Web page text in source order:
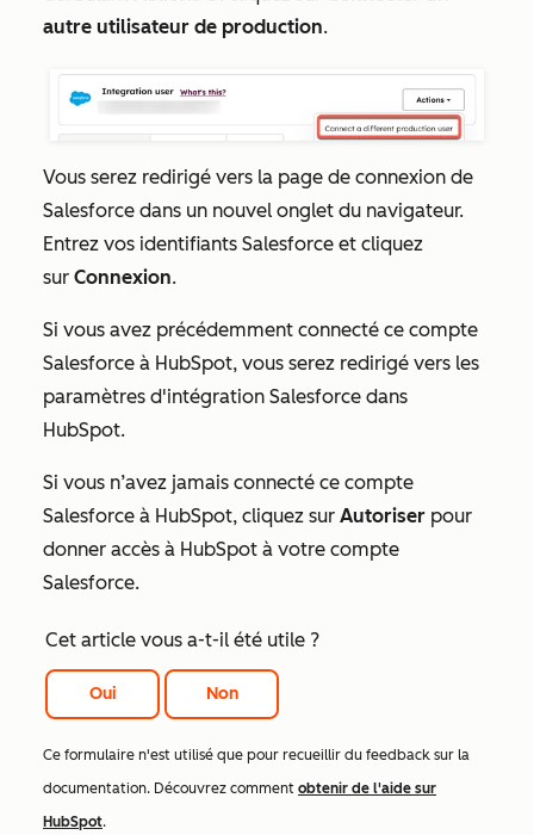
autre utilisateur de production.
Vous serez redirigé vers la page de connexion de
Salesforce dans un nouvel onglet du navigateur.
Entrez vos identifiants Salesforce et cliquez
sur Connexion.
Si vous avez précédemment connecté ce compte
Salesforce à HubSpot, vous serez redirigé vers les
paramètres d'intégration Salesforce dans
HubSpot.
Si vous n’avez jamais connecté ce compte
Salesforce à HubSpot, cliquez sur Autoriser pour
donner accès à HubSpot à votre compte
Salesforce.
Cet article vous a-t-il été utile ?
Oui Non
Ce formulaire n'est utilisé que pour recueillir du feedback sur la
documentation. Découvrez comment obtenir de l'aide sur
HubSpot.